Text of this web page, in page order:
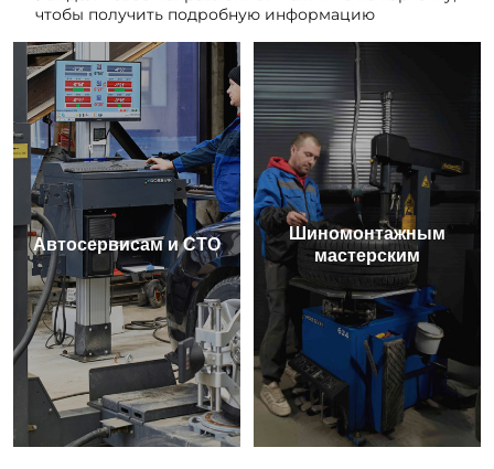
чтобы получить подробную информацию
Автосервисам и СТО
Шиномонтажным
мастерским